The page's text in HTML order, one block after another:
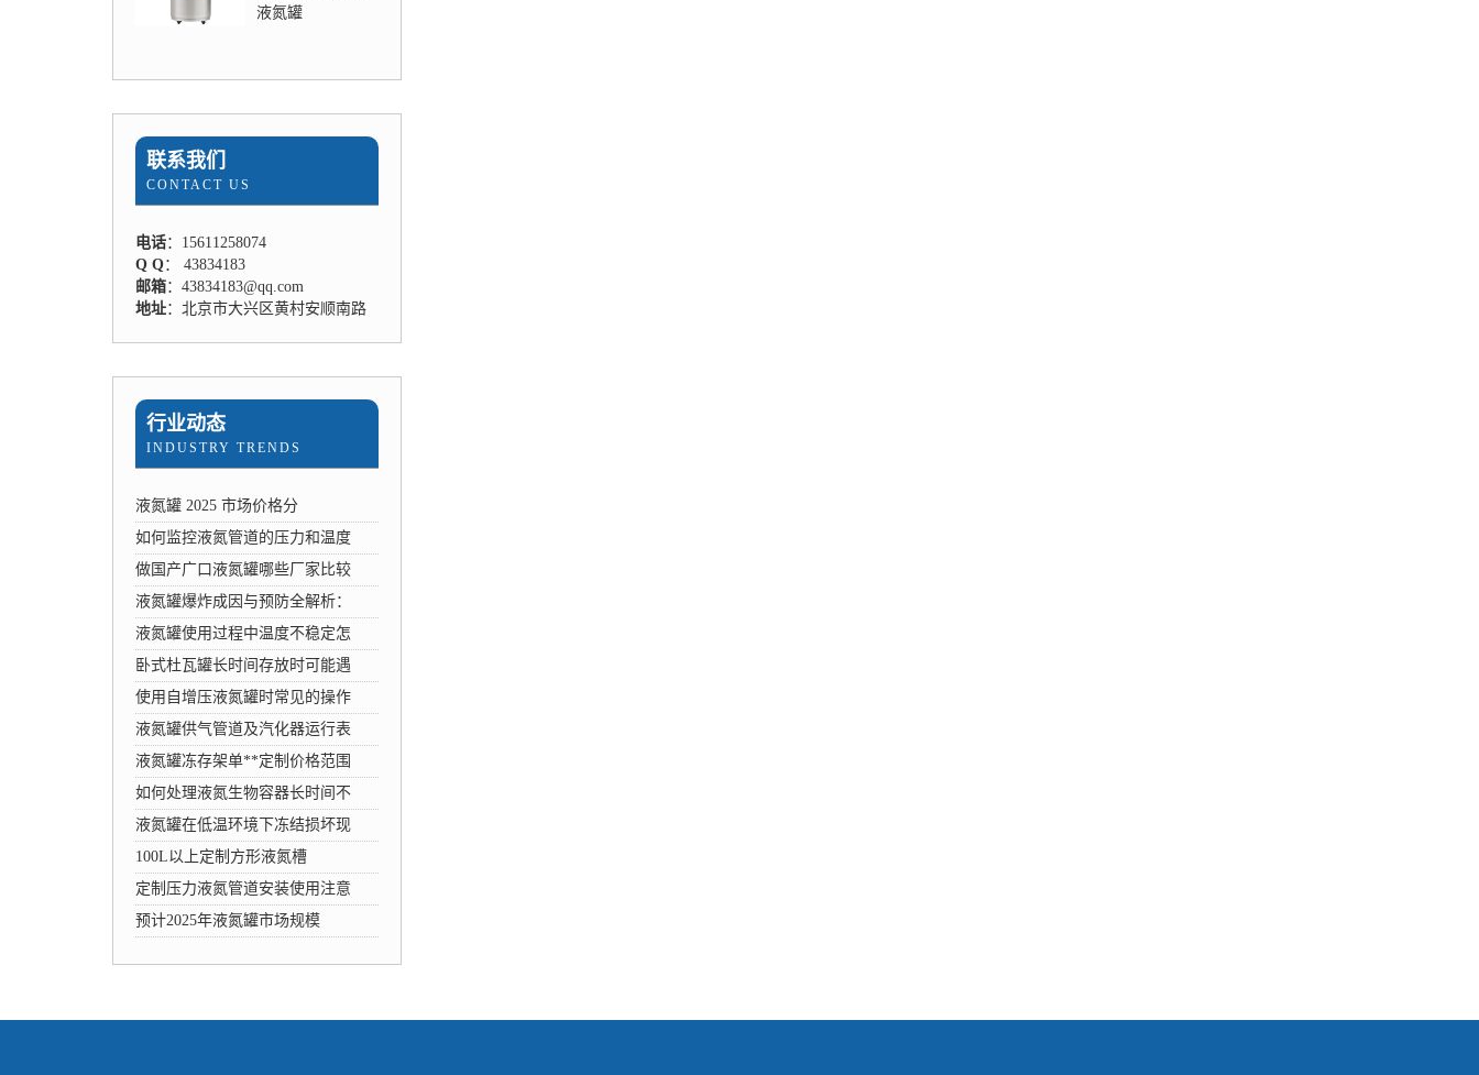
液氮罐
联系我们
CONTACT US
电话：15611258074
Q Q： 43834183
邮箱：43834183@qq.com
地址：北京市大兴区黄村安顺南路
行业动态
INDUSTRY TRENDS
液氮罐 2025 市场价格分
如何监控液氮管道的压力和温度
做国产广口液氮罐哪些厂家比较
液氮罐爆炸成因与预防全解析：
液氮罐使用过程中温度不稳定怎
卧式杜瓦罐长时间存放时可能遇
使用自增压液氮罐时常见的操作
液氮罐供气管道及汽化器运行表
液氮罐冻存架单**定制价格范围
如何处理液氮生物容器长时间不
液氮罐在低温环境下冻结损坏现
100L以上定制方形液氮槽
定制压力液氮管道安装使用注意
预计2025年液氮罐市场规模